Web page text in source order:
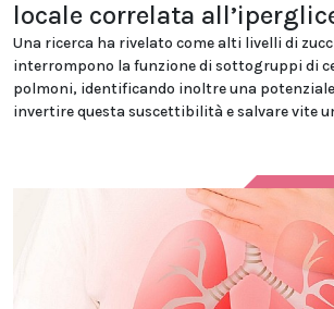
locale correlata
Una ricerca ha rivelato come alti livelli di
interrompono la funzione di sottogruppi di
polmoni, identificando inoltre una
invertire questa suscettibilità e salvare vite